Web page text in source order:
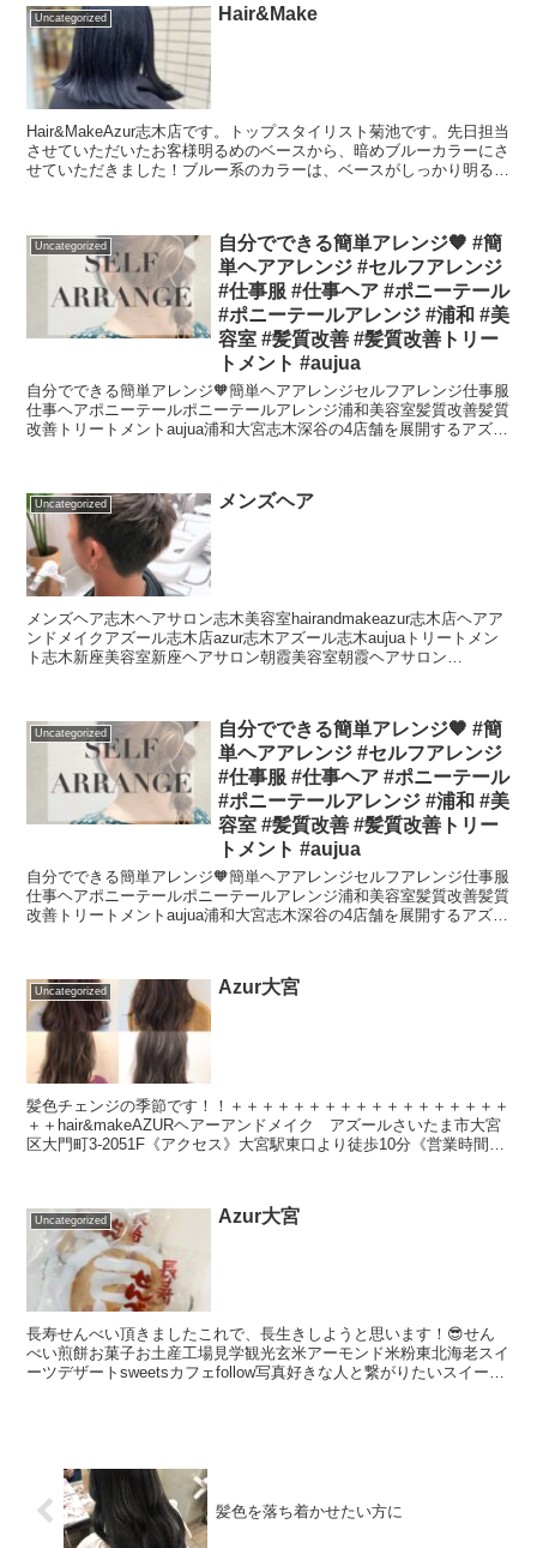
Uncategorized Hair&Make
Hair&MakeAzur志木店です。トップスタイリスト菊池です。先日担当
させていただいたお客様明るめのベースから、暗めブルーカラーにさ
せていただきました！ブルー系のカラーは、ベースがしっかり明るい
Uncategorized
自分でできる簡単アレンジ🧡 #簡
単ヘアアレンジ #セルフアレンジ
#仕事服 #仕事ヘア #ポニーテール
#ポニーテールアレンジ #浦和 #美
容室 #髪質改善 #髪質改善トリー
トメント #aujua
自分でできる簡単アレンジ🧡簡単ヘアアレンジセルフアレンジ仕事服
仕事ヘアポニーテールポニーテールアレンジ浦和美容室髪質改善髪質
改善トリートメントaujua浦和大宮志木深谷の4店舗を展開するアズー
Uncategorized メンズヘア
メンズヘア志木ヘアサロン志木美容室hairandmakeazur志木店ヘアア
ンドメイクアズール志木店azur志木アズール志木aujuaトリートメン
ト志木新座美容室新座ヘアサロン朝霞美容室朝霞ヘアサロン
Uncategorized
自分でできる簡単アレンジ🧡 #簡
単ヘアアレンジ #セルフアレンジ
#仕事服 #仕事ヘア #ポニーテール
#ポニーテールアレンジ #浦和 #美
容室 #髪質改善 #髪質改善トリー
トメント #aujua
自分でできる簡単アレンジ🧡簡単ヘアアレンジセルフアレンジ仕事服
仕事ヘアポニーテールポニーテールアレンジ浦和美容室髪質改善髪質
改善トリートメントaujua浦和大宮志木深谷の4店舗を展開するアズー
Uncategorized Azur大宮
髪色チェンジの季節です！！＋＋＋＋＋＋＋＋＋＋＋＋＋＋＋＋＋＋
＋＋hair&makeAZURヘアーアンドメイク アズールさいたま市大宮
区大門町3-2051F《アクセス》大宮駅東口より徒歩10分《営業時間》
Uncategorized Azur大宮
長寿せんべい頂きましたこれで、長生きしようと思います！😎せん
べい煎餅お菓子お土産工場見学観光玄米アーモンド米粉東北海老スイ
ーツデザートsweetsカフェfollow写真好きな人と繋がりたいスイーツ
髪色を落ち着かせたい方に